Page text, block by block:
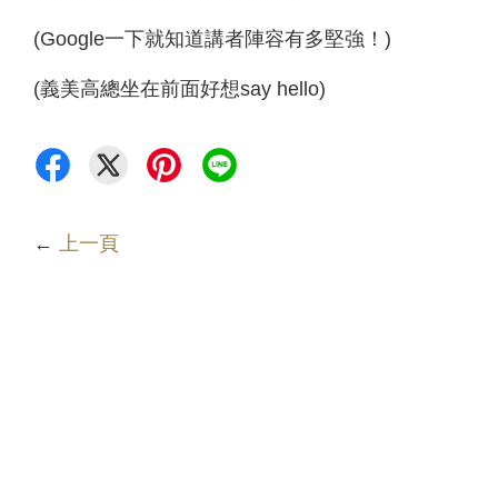
(Google一下就知道講者陣容有多堅強！)
(義美高總坐在前面好想say hello)
← 上一頁